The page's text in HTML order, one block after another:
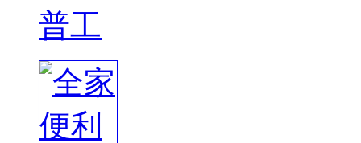
普工